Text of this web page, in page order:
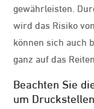
gewährleisten.
wird das Risiko
können sich auch
ganz auf das
Beachten Sie
um